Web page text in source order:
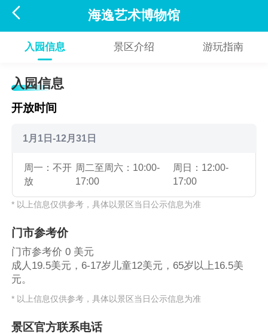
 海逸艺术博物馆
入园信息 景区介绍 游玩指南
入园信息
开放时间
1月1日-12月31日
周一：不开
放
周二至周六：10:00-
17:00
周日：12:00-
17:00
* 以上信息仅供参考，具体以景区当日公示信息为准
门市参考价
门市参考价 0 美元
成人19.5美元，6-17岁儿童12美元，65岁以上16.5美
元。
* 以上信息仅供参考，具体以景区当日公示信息为准
景区官方联系电话